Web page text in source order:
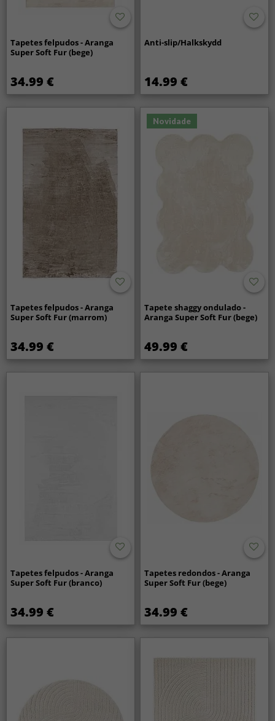
Tapetes felpudos - Aranga
Super Soft Fur (bege)
34.99 €
Anti-slip/Halkskydd
14.99 €
Tapetes felpudos - Aranga
Super Soft Fur (marrom)
34.99 €
Novidade
Tapete shaggy ondulado -
Aranga Super Soft Fur (bege)
49.99 €
Tapetes felpudos - Aranga
Super Soft Fur (branco)
34.99 €
Tapetes redondos - Aranga
Super Soft Fur (bege)
34.99 €